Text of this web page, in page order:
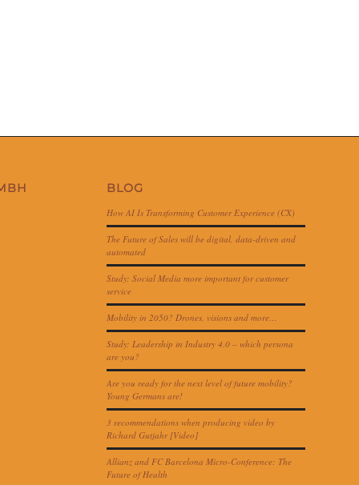
BLOG
How AI Is Transforming Customer Experience (CX)
The Future of Sales will be digital, data-driven and
automated
Study: Social Media more important for customer
service
Mobility in 2050? Drones, visions and more…
Study: Leadership in Industry 4.0 – which persona
are you?
Are you ready for the next level of future mobility?
Young Germans are!
3 recommendations when producing video by
Richard Gutjahr [Video]
Allianz and FC Barcelona Micro-Conference: The
Future of Health